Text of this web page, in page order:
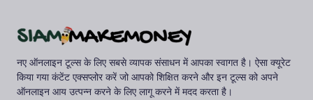
नए ऑनलाइन टूल्स के लिए सबसे व्यापक संसाधन में आपका स्वागत है। ऐसा क्यूरेट
किया गया कंटेंट एक्सप्लोर करें जो आपको शिक्षित करने और इन टूल्स को अपने
ऑनलाइन आय उत्पन्न करने के लिए लागू करने में मदद करता है।